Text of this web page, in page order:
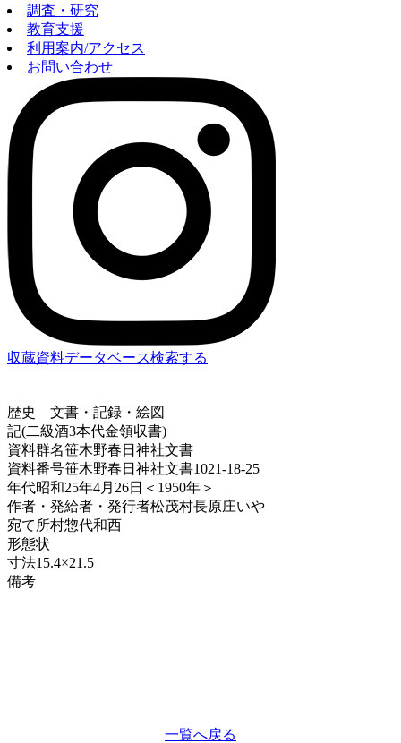
調査・研究
教育支援
利用案内/アクセス
お問い合わせ
収蔵資料データベース検索する
歴史
文書・記録・絵図
記(二級酒3本代金領収書)
資料群名笹木野春日神社文書
資料番号笹木野春日神社文書1021-18-25
年代昭和25年4月26日＜1950年＞
作者・発給者・発行者松茂村長原庄いや
宛て所村惣代和西
形態状
寸法15.4×21.5
備考
一覧へ戻る